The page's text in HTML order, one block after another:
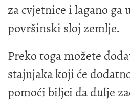
za cvjetnice i lagano ga
površinski sloj zemlje.
Preko toga možete
stajnjaka koji će
pomoći biljci da dulje